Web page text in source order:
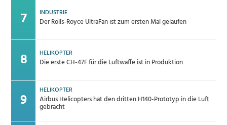
INDUSTRIE
Der Rolls-Royce UltraFan ist zum ersten Mal gelaufen
HELIKOPTER
Die erste CH-47F für die Luftwaffe ist in Produktion
HELIKOPTER
Airbus Helicopters hat den dritten H140-Prototyp in die Luft
gebracht